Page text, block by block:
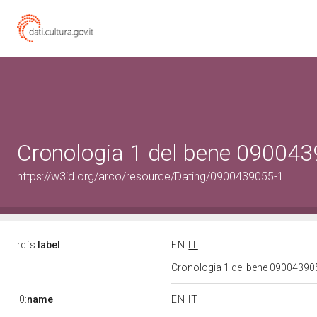
Cronologia 1 del bene
https://w3id.org/arco/resource/Dating/0900439055-1
rdfs: label EN
IT
Cronologia 1 del bene
l0:name EN
IT